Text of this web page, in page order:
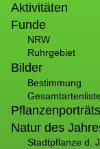
Aktivitäten
Funde
NRW
Ruhrgebiet
Bilder
Bestimmung
Pflanzenporträts
Natur des
Stadtpflanze d.